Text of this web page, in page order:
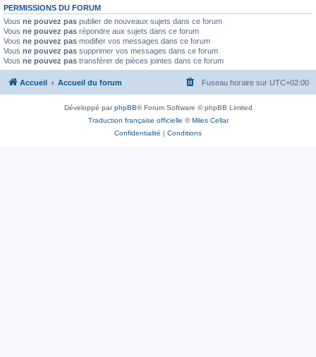
PERMISSIONS DU FORUM
Vous ne pouvez pas publier de nouveaux sujets dans ce forum
Vous ne pouvez pas répondre aux sujets dans ce forum
Vous ne pouvez pas modifier vos messages dans ce forum
Vous ne pouvez pas supprimer vos messages dans ce forum
Vous ne pouvez pas transférer de pièces jointes dans ce forum
Accueil Accueil du forum Fuseau horaire sur UTC+02:00
Développé parphpBB® Forum Software © phpBB Limited
Traduction française officielle ©Miles Cellar
Confidentialité | Conditions